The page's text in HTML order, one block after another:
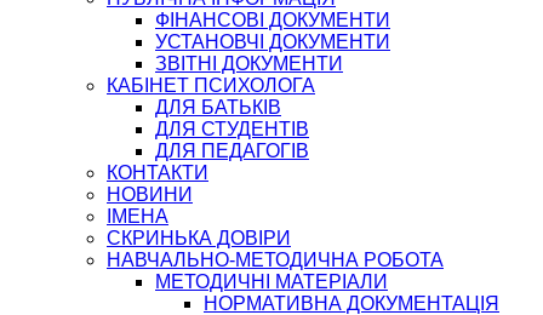
ФІНАНСОВІ ДОКУМЕНТИ
УСТАНОВЧІ ДОКУМЕНТИ
ЗВІТНІ ДОКУМЕНТИ
КАБІНЕТ ПСИХОЛОГА
ДЛЯ БАТЬКІВ
ДЛЯ СТУДЕНТІВ
ДЛЯ ПЕДАГОГІВ
КОНТАКТИ
НОВИНИ
ІМЕНА
СКРИНЬКА ДОВІРИ
НАВЧАЛЬНО-МЕТОДИЧНА РОБОТА
МЕТОДИЧНІ МАТЕРІАЛИ
НОРМАТИВНА ДОКУМЕНТАЦІЯ